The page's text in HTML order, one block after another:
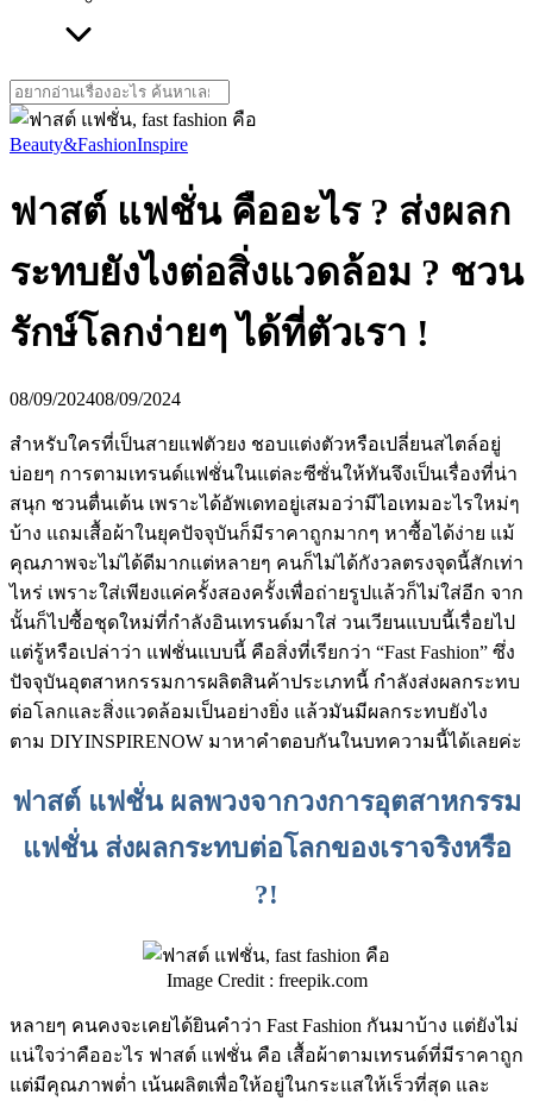
Search
for:
Beauty&FashionInspire
ฟาสต์ แฟชั่น คืออะไร ? ส่งผลก
ระทบยังไงต่อสิ่งแวดล้อม ? ชวน
รักษ์โลกง่ายๆ ได้ที่ตัวเรา !
08/09/202408/09/2024
สำหรับใครที่เป็นสายแฟตัวยง ชอบแต่งตัวหรือเปลี่ยนสไตล์อยู่
บ่อยๆ การตามเทรนด์แฟชั่นในแต่ละซีซั่นให้ทันจึงเป็นเรื่องที่น่า
สนุก ชวนตื่นเต้น เพราะได้อัพเดทอยู่เสมอว่ามีไอเทมอะไรใหม่ๆ
บ้าง แถมเสื้อผ้าในยุคปัจจุบันก็มีราคาถูกมากๆ หาซื้อได้ง่าย แม้
คุณภาพจะไม่ได้ดีมากแต่หลายๆ คนก็ไม่ได้กังวลตรงจุดนี้สักเท่า
ไหร่ เพราะใส่เพียงแค่ครั้งสองครั้งเพื่อถ่ายรูปแล้วก็ไม่ใส่อีก จาก
นั้นก็ไปซื้อชุดใหม่ที่กำลังอินเทรนด์มาใส่ วนเวียนแบบนี้เรื่อยไป
แต่รู้หรือเปล่าว่า แฟชั่นแบบนี้ คือสิ่งที่เรียกว่า “Fast Fashion” ซึ่ง
ปัจจุบันอุตสาหกรรมการผลิตสินค้าประเภทนี้ กำลังส่งผลกระทบ
ต่อโลกและสิ่งแวดล้อมเป็นอย่างยิ่ง แล้วมันมีผลกระทบยังไง
ตาม DIYINSPIRENOW มาหาคำตอบกันในบทความนี้ได้เลยค่ะ
ฟาสต์ แฟชั่น ผลพวงจากวงการอุตสาหกรรม
แฟชั่น ส่งผลกระทบต่อโลกของเราจริงหรือ
?!
Image Credit : freepik.com
หลายๆ คนคงจะเคยได้ยินคำว่า Fast Fashion กันมาบ้าง แต่ยังไม่
แน่ใจว่าคืออะไร ฟาสต์ แฟชั่น คือ เสื้อผ้าตามเทรนด์ที่มีราคาถูก
แต่มีคุณภาพต่ำ เน้นผลิตเพื่อให้อยู่ในกระแสให้เร็วที่สุด และ